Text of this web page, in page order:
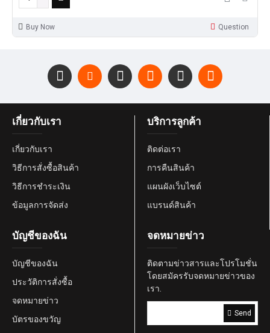
Buy Now Question
เกี่ยวกับเรา
เกี่ยวกับเรา
วิธีการสั่งซื้อสินค้า
วิธีการชำระเงิน
ข้อมูลการจัดส่ง
บริการลูกค้า
ติดต่อเรา
การคืนสินค้า
แผนผังเว็บไซต์
แบรนด์สินค้า
บัญชีของฉัน
บัญชีของฉัน
ประวัติการสั่งซื้อ
จดหมายข่าว
บัตรของขวัญ
จดหมายข่าว
ติดตามข่าวสารและโปรโมชั่น
โดยสมัครรับจดหมายข่าวของ
เรา.
Send